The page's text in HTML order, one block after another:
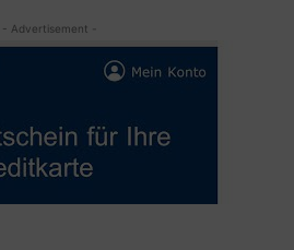
- Advertisement -